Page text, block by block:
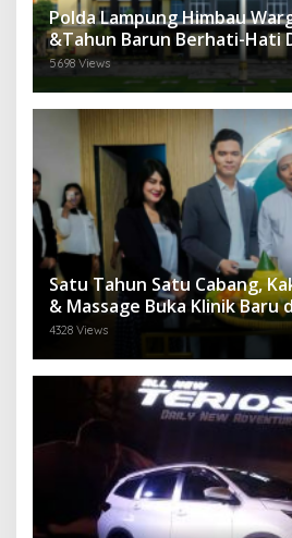
Polda Lampung Himbau
&Tahun Barun Berhati-Hati
Melintas di -Titik Rawan
5698 Views
Satu Tahun Satu Cabang,
& Massage Buka Klinik Baru
4328 Views